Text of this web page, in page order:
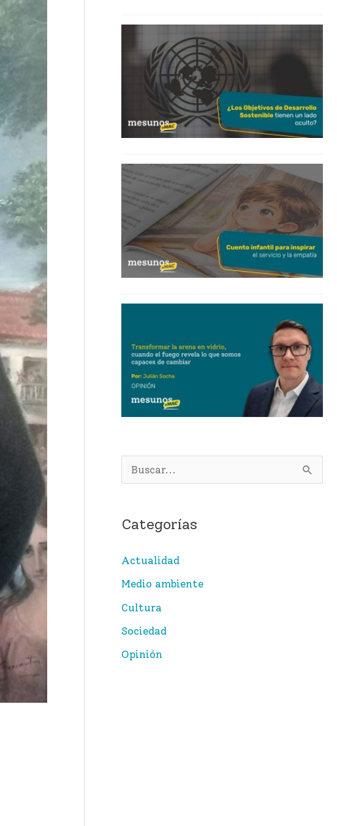
u
c
p
o
r
:
Categorías
Actualidad
Medio ambiente
Cultura
Sociedad
Opinión